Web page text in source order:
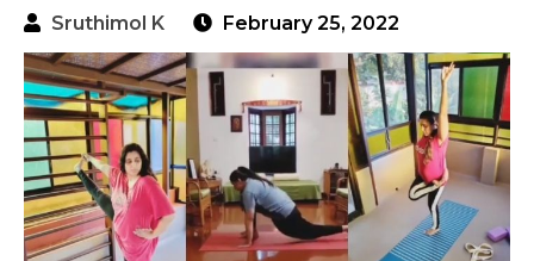
Sruthimol K February 25, 2022